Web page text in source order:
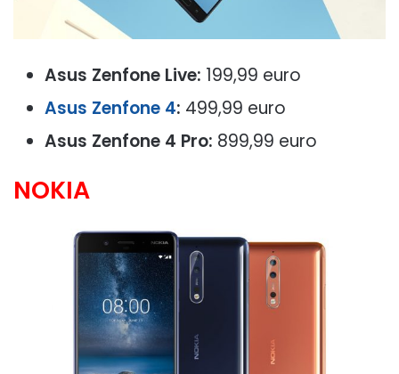
Asus Zenfone Live: 199,99 euro
Asus Zenfone 4: 499,99 euro
Asus Zenfone 4 Pro: 899,99 euro
NOKIA